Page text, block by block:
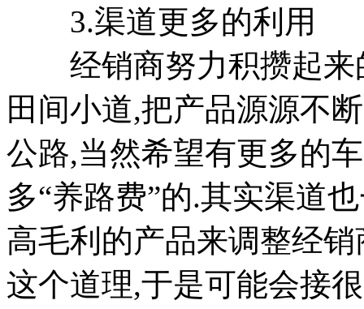
3.渠道更多的利用
经销商努力积攒起来
田间小道,把产品源源不
公路,当然希望有更多的
多“养路费”的.其实渠道
高毛利的产品来调整经
这个道理,于是可能会接